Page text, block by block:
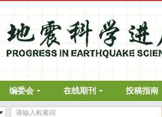
编委会 在线期刊 投稿指南